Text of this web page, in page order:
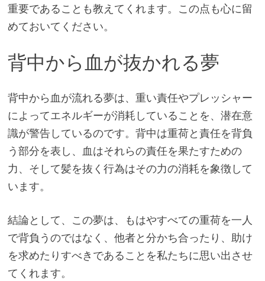
重要であることも教えてくれます。この点も心に留
めておいてください。
背中から血が抜かれる夢
背中から血が流れる夢は、重い責任やプレッシャー
によってエネルギーが消耗していることを、潜在意
識が警告しているのです。背中は重荷と責任を背負
う部分を表し、血はそれらの責任を果たすための
力、そして髪を抜く行為はその力の消耗を象徴して
います。
結論として、この夢は、もはやすべての重荷を一人
で背負うのではなく、他者と分かち合ったり、助け
を求めたりすべきであることを私たちに思い出させ
てくれます。